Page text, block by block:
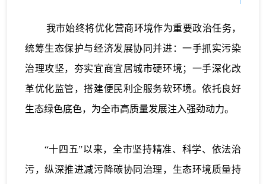
我市始终将优化营商环境作为重要政治任务，
统筹生态保护与经济发展协同并进：一手抓实污染
治理攻坚，夯实宜商宜居城市硬环境；一手深化改
革优化监管，搭建便民利企服务软环境。依托良好
生态绿色底色，为全市高质量发展注入强劲动力。
“十四五”以来，全市坚持精准、科学、依法治
污，纵深推进减污降碳协同治理，生态环境质量持